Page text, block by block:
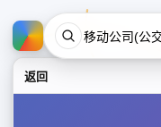
返回